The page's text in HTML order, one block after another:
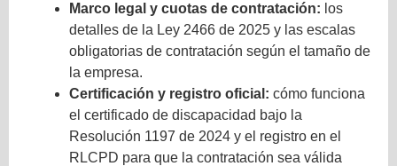
Marco legal y cuotas de contratación: los
detalles de la Ley 2466 de 2025 y las escalas
obligatorias de contratación según el tamaño de
la empresa.
Certificación y registro oficial: cómo funciona
el certificado de discapacidad bajo la
Resolución 1197 de 2024 y el registro en el
RLCPD para que la contratación sea válida